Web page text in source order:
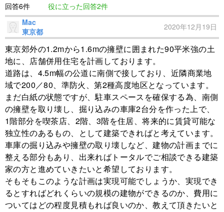
回答6件
役に立った回答2件
Mac
東京都
2020年12月19日
東京郊外の1.2mから1.6mの擁壁に囲まれた90平米強の土
地に、店舗併用住宅を計画しております。
道路は、4.5m幅の公道に南側で接しており、近隣商業地
域で200／80、準防火、第2種高度地区となっています。
まだ白紙の状態ですが、駐車スペースを確保する為、南側
の擁壁を取り壊し、掘り込みの車庫2台分を作った上で、
1階部分を喫茶店、2階、3階を住居、将来的に賃貸可能な
独立性のあるもの、として建築できればと考えています。
車庫の掘り込みや擁壁の取り壊しなど、建物の計画までに
整える部分もあり、出来ればトータルでご相談できる建築
家の方と進めていきたいと希望しております。
そもそもこのような計画は実現可能でしょうか、実現でき
るとすればどれくらいの規模の建物ができるのか、費用に
ついてはどの程度見積もれば良いのか、教えて頂きたいと